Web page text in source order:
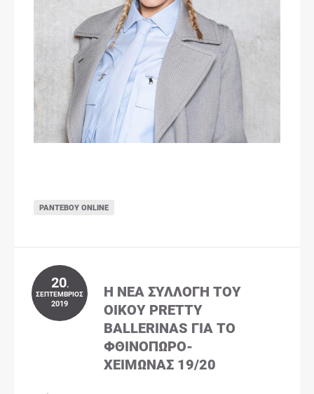
ΡΑΝΤΕΒΟΎ ONLINE
20.
ΣΕΠΤΈΜΒΡΙΟΣ
2019
Η ΝΈΑ ΣΥΛΛΟΓΉ ΤΟΥ
ΟΊΚΟΥ PRETTY
BALLERINAS ΓΙΑ ΤΟ
ΦΘΙΝΌΠΩΡΟ-
ΧΕΙΜΏΝΑΣ 19/20